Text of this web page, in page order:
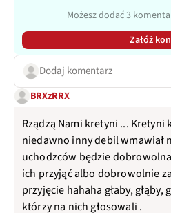
Możesz dodać 3
Załóż
Dodaj komentarz
BRXzRRX
Rządzą Nami kretyni ... Kretyni
niedawno inny debil wmawiał
uchodzców będzie
ich przyjąć albo dobrowolnie
przyjęcie hahaha głaby, głąby,
którzy na nich głosowali .